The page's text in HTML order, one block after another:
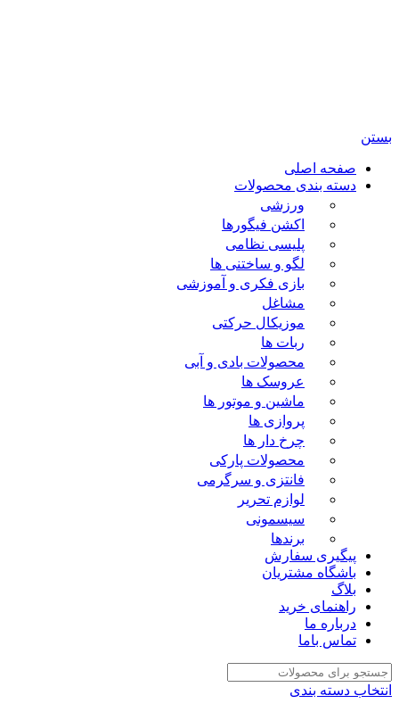
بستن
صفحه اصلی
دسته بندی محصولات
ورزشی
اکشن فیگورها
پلیسی نظامی
لگو و ساختنی ها
بازی فکری و آموزشی
مشاغل
موزیکال حرکتی
ربات ها
محصولات بادی و آبی
عروسک ها
ماشین و موتور ها
پروازی ها
چرخ دار ها
محصولات پارکی
فانتزی و سرگرمی
لوازم تحریر
سیسمونی
برندها
پیگیری سفارش
باشگاه مشتریان
بلاگ
راهنمای خرید
درباره ما
تماس باما
انتخاب دسته بندی